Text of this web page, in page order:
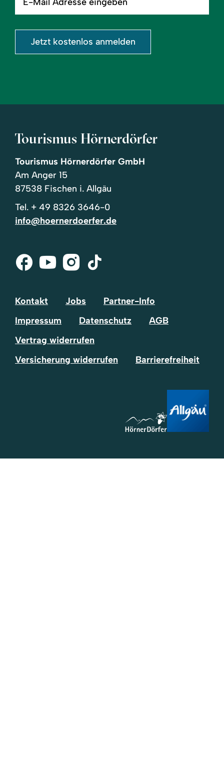
eingeben
Jetzt kostenlos anmelden
Tourismus Hörnerdörfer
Tourismus Hörnerdörfer GmbH
Am Anger 15
87538 Fischen i. Allgäu
Tel. + 49 8326 3646-0
info@hoernerdoerfer.de
Facebook
Youtube
Instagram
Tik-
Kontakt Jobs
Partner-Info
Impressum
Datenschutz
AGB
Vertrag widerrufen
Versicherung widerrufen
Barrierefreiheit